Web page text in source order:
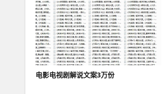
电影电视剧解说文案3万份